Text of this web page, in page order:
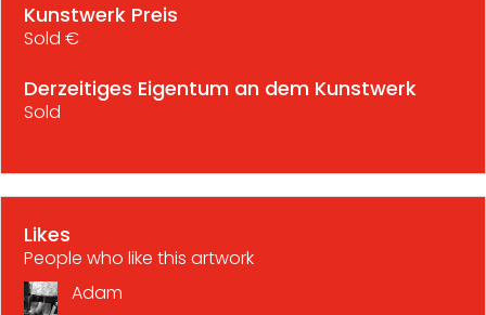
Kunstwerk Preis
Sold €
Derzeitiges Eigentum an dem Kunstwerk
Sold
Likes
People who like this artwork
Adam